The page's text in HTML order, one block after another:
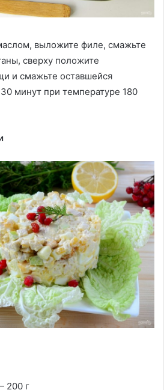
выложите филе, смажьте
сверху положите
и смажьте оставшейся
минут при температуре 180
200 г